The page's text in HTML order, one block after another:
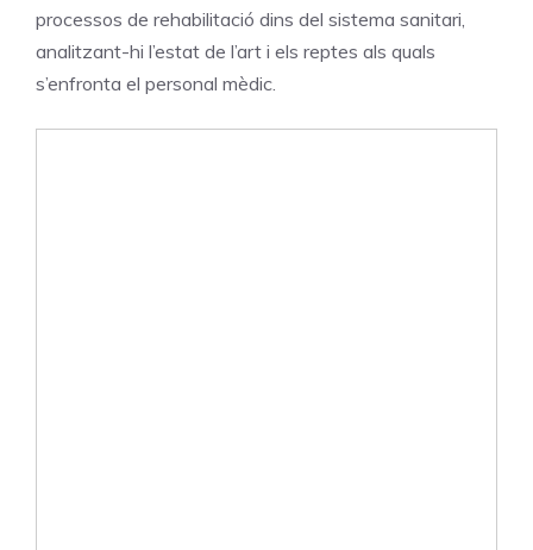
processos de rehabilitació dins del sistema sanitari,
analitzant-hi l’estat de l’art i els reptes als quals
s’enfronta el personal mèdic.